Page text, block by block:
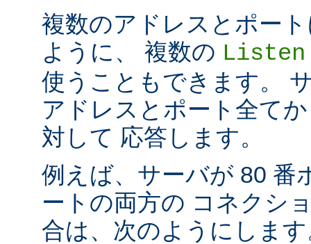
複数のアドレスとポー
ように、 複数の Listen
使うこともできます。
アドレスとポート全て
対して 応答します。
例えば、サーバが 80 番
ートの両方の コネクシ
合は、次のようにしま